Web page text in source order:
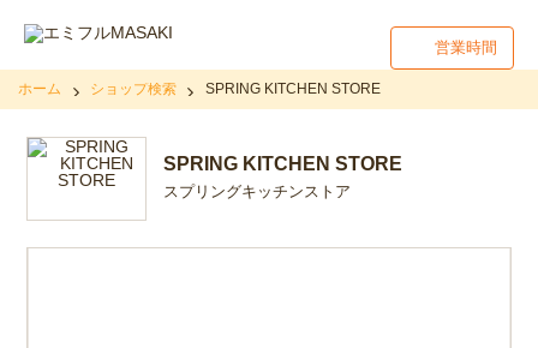
営業時間
ホーム ショップ検索 SPRING KITCHEN STORE
SPRING KITCHEN STORE
スプリングキッチンストア